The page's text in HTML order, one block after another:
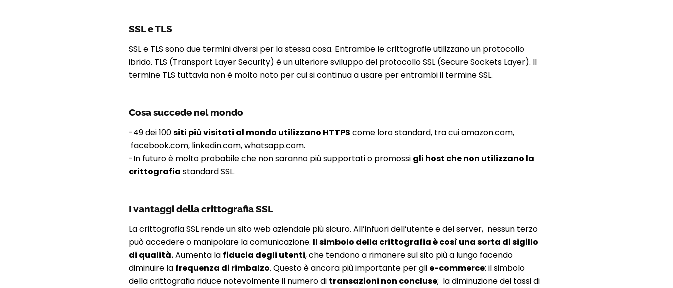
SSL e TLS
SSL e TLS sono due termini diversi per la stessa cosa. Entrambe le crittografie utilizzano un protocollo
ibrido. TLS (Transport Layer Security) è un ulteriore sviluppo del protocollo SSL (Secure Sockets Layer). Il
termine TLS tuttavia non è molto noto per cui si continua a usare per entrambi il termine SSL.
Cosa succede nel mondo
-49 dei 100siti più visitati al mondo utilizzano HTTPS come loro standard, tra cui amazon.com,
facebook.com, linkedin.com, whatsapp.com.
-In futuro è molto probabile che non saranno più supportati o promossi gli host che non utilizzano la
crittografia standard SSL.
I vantaggi della crittografia SSL
La crittografia SSL rende un sito web aziendale più sicuro. All’infuori dell’utente e del server, nessun terzo
può accedere o manipolare la comunicazione. Il simbolo della crittografia è così una sorta di sigillo
di qualità.Aumenta la fiducia degli utenti, che tendono a rimanere sul sito più a lungo facendo
diminuire la frequenza di rimbalzo. Questo è ancora più importante per gli e-commerce: il simbolo
della crittografia riduce notevolmente il numero di transazioni non concluse; la diminuzione dei tassi di